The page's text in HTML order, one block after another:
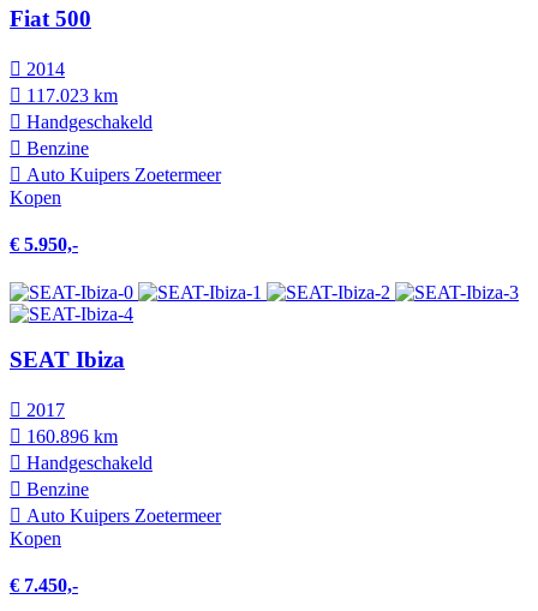
Fiat 500
2014
117.023 km
Hand­geschakeld
Benzine
Auto Kuipers Zoetermeer
Kopen
€ 5.950,-
SEAT Ibiza
2017
160.896 km
Hand­geschakeld
Benzine
Auto Kuipers Zoetermeer
Kopen
€ 7.450,-